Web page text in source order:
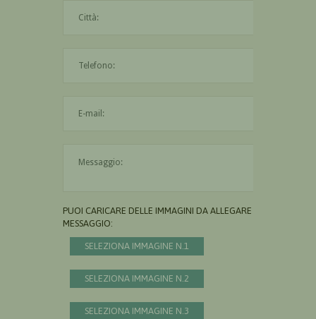
PUOI CARICARE DELLE IMMAGINI DA ALLEGARE AL
MESSAGGIO:
SELEZIONA IMMAGINE N.1
SELEZIONA IMMAGINE N.2
SELEZIONA IMMAGINE N.3